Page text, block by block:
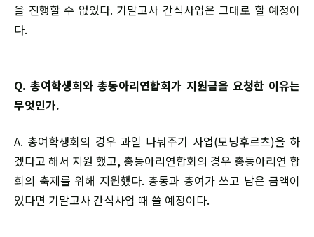
을 진행할 수 없었다. 기말고사 간식사업은 그대로 할 예정이
다.
Q. 총여학생회와 총동아리연합회가 지원금을 요청한 이유는
무엇인가.
A. 총여학생회의 경우 과일 나눠주기 사업(모닝후르츠)을 하
겠다고 해서 지원 했고, 총동아리연합회의 경우 총동아리연 합
회의 축제를 위해 지원했다. 총동과 총여가 쓰고 남은 금액이
있다면 기말고사 간식사업 때 쓸 예정이다.